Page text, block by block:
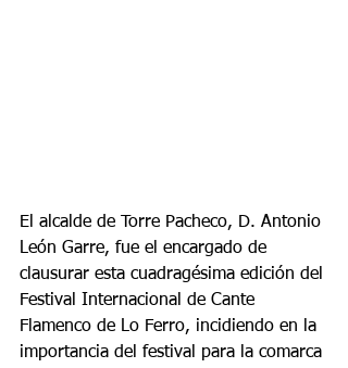
El alcalde de Torre Pacheco, D. Antonio
León Garre, fue el encargado de
clausurar esta cuadragésima edición del
Festival Internacional de Cante
Flamenco de Lo Ferro, incidiendo en la
importancia del festival para la comarca